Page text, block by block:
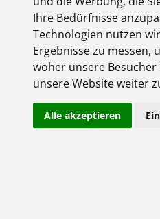
Ihre Bedürfnisse
Technologien nutzen
Ergebnisse zu messen,
woher unsere
unsere Website weiter
Alle akzeptieren
Impressum